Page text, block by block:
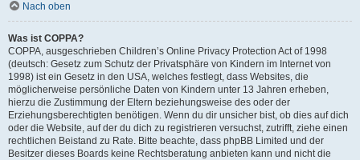
Nach oben
Was ist COPPA?
COPPA, ausgeschrieben Children’s Online Privacy Protection Act of 1998
(deutsch: Gesetz zum Schutz der Privatsphäre von Kindern im Internet von
1998) ist ein Gesetz in den USA, welches festlegt, dass Websites, die
möglicherweise persönliche Daten von Kindern unter 13 Jahren erheben,
hierzu die Zustimmung der Eltern beziehungsweise des oder der
Erziehungsberechtigten benötigen. Wenn du dir unsicher bist, ob dies auf dich
oder die Website, auf der du dich zu registrieren versuchst, zutrifft, ziehe einen
rechtlichen Beistand zu Rate. Bitte beachte, dass phpBB Limited und der
Besitzer dieses Boards keine Rechtsberatung anbieten kann und nicht die